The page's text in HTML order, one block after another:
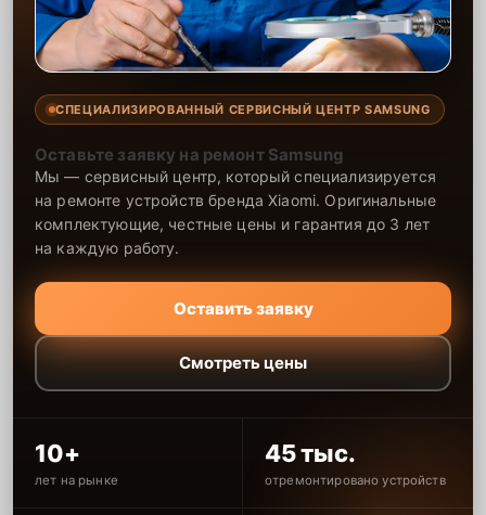
СПЕЦИАЛИЗИРОВАННЫЙ СЕРВИСНЫЙ ЦЕНТР SAMSUNG
Оставьте заявку на ремонт Samsung
Мы — сервисный центр, который специализируется
на ремонте устройств бренда Xiaomi. Оригинальные
комплектующие, честные цены и гарантия до 3 лет
на каждую работу.
Оставить заявку
Смотреть цены
10+
лет на рынке
45 тыс.
отремонтировано устройств